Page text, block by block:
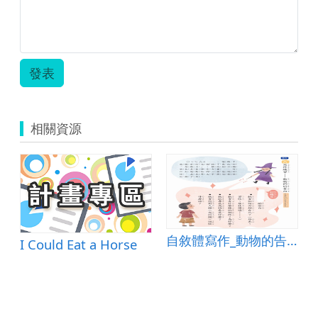
案
you
draw.pdf
發表
相關資源
I Could Eat a Horse 自敘體寫作_動物的告白